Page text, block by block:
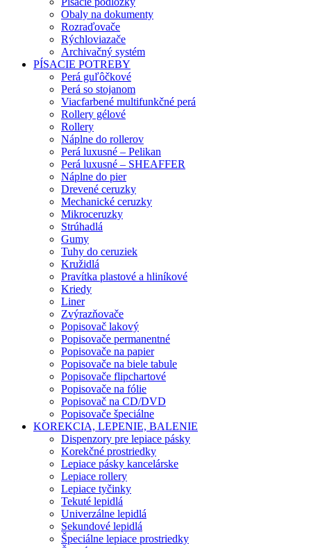
Obaly na dokumenty
Rozraďovače
Rýchloviazače
Archivačný systém
PÍSACIE POTREBY
Perá guľôčkové
Perá so stojanom
Viacfarbené multifunkčné perá
Rollery gélové
Rollery
Náplne do rollerov
Perá luxusné – Pelikan
Perá luxusné – SHEAFFER
Náplne do pier
Drevené ceruzky
Mechanické ceruzky
Mikroceruzky
Strúhadlá
Gumy
Tuhy do ceruziek
Kružidlá
Pravítka plastové a hliníkové
Kriedy
Liner
Zvýrazňovače
Popisovač lakový
Popisovače permanentné
Popisovače na papier
Popisovače na biele tabule
Popisovače flipchartové
Popisovače na fólie
Popisovač na CD/DVD
Popisovače špeciálne
KOREKCIA, LEPENIE, BALENIE
Dispenzory pre lepiace pásky
Korekčné prostriedky
Lepiace pásky kancelárske
Lepiace rollery
Lepiace tyčinky
Tekuté lepidlá
Univerzálne lepidlá
Sekundové lepidlá
Špeciálne lepiace prostriedky